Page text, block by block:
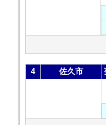
4 佐久市